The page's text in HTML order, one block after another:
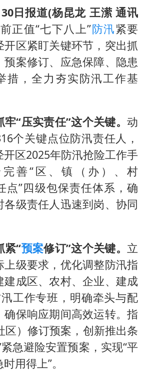
浙江舟山21条水上客运航线停航
今年4位周星驰电影配角去世
号召领导带头休假 是大家不想休吗
中国五箭齐发反制美国
律师称“梅姨”若满75岁或不适用死刑
要给全体职工“应休尽休”的底气
空调发明出来竟然不是为了给人降温
中国经济展现强大韧性和活力
日报道(杨昆龙 王潆 通讯
正值“七下八上”防汛紧要
开区紧盯关键环节，突出抓
预案修订、应急保障、隐患
措，全力夯实防汛工作基
牢“压实责任”这个关键。动
个关键点位防汛责任人，
区2025年防汛抢险工作手
善“区、镇（办）、村
点”四级包保责任体系，确
各级责任人迅速到岗、协同
紧“预案修订”这个关键。 立
上级要求，优化调整防汛指
建成区、农村、企业、建成
工作专班，明确牵头与配
确保响应期间高效运转。指
区）修订预案，创新推出条
紧急避险安置预案，实现“平
用得上”。